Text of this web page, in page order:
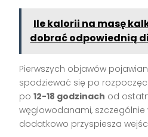
Ile kalorii na masę
dobrać odpowiednią
Pierwszych objawów
spodziewać się po
po12-18 godzinach od
węglowodanami,
dodatkowo przyspiesza